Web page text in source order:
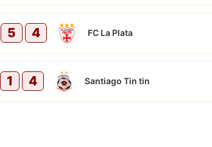
5 4 FC La Plata
1 4 Santiago Tin tin